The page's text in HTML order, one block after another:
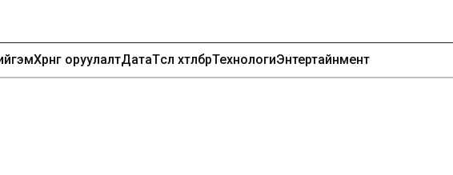
Хөрөнгө оруулалтДатаТөсөл хөтөлбөрТехнологиЭнтертайнмент